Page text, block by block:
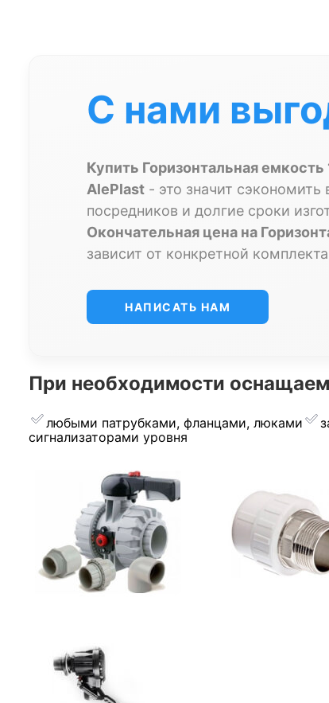
С нами
Купить Горизонтальная
AlePlast - это значит
посредников и долгие сроки
Окончательная цена на
зависит от конкретной
НАПИСАТЬ НАМ
При необходимости
любыми патрубками, фланцами, люками
сигнализаторами уровня